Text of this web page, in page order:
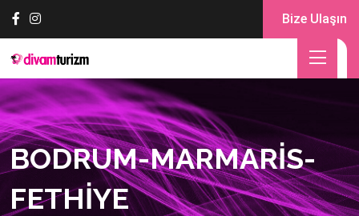
Bize Ulaşın
BODRUM-MARMARİS-
FETHİYE